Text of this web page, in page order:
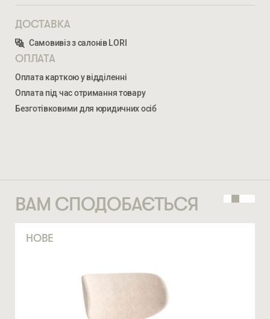
ДОСТАВКА
Самовивіз з салонів LORI
ОПЛАТА
Оплата карткою у відділенні
Оплата під час отримання товару
Безготівковими для юридичних осіб
ВАМ СПОДОБАЄТЬСЯ
НОВЕ
Ми відкриті для співпраці з компаніями, які займаються
облаштуванням житлової та комерційної нерухомості
ВВЕДІТЬ ВАШЕ ПРІЗВИЩЕ ТА ІМ’Я *
СТАТИ ПАРТНЕРОМ
персональних даних
ВВЕДІТЬ ВАШЕ ПРІЗВИЩЕ ТА ІМ’Я *
НОМЕР ТЕЛЕФОНУ *
КІЛЬКІСТЬ ТА ОСОБЛИВІ ПОБАЖАННЯ